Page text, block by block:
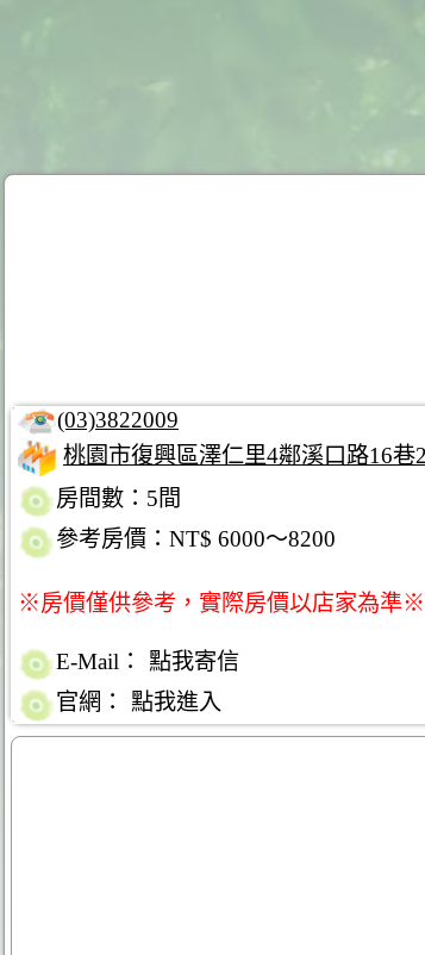
(03)3822009
桃園市復興區澤仁里4鄰溪口路16巷
房間數：5間
參考房價：NT$ 6000～8200
※房價僅供參考，實際房價以店家為準※
E-Mail：
點我寄信
官網：
點我進入